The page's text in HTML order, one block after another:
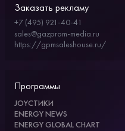
Заказать рекламу
+7 (495) 921-40-41
sales@gazprom-media.ru
https://gpmsaleshouse.ru/
Программы
JOYСТИКИ
ENERGY NEWS
ENERGY GLOBAL CHART